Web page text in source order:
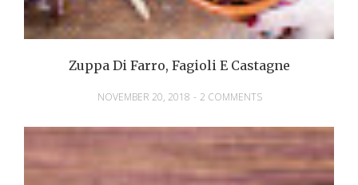
Zuppa Di Farro, Fagioli E Castagne
NOVEMBER 20, 2018 - 2 COMMENTS